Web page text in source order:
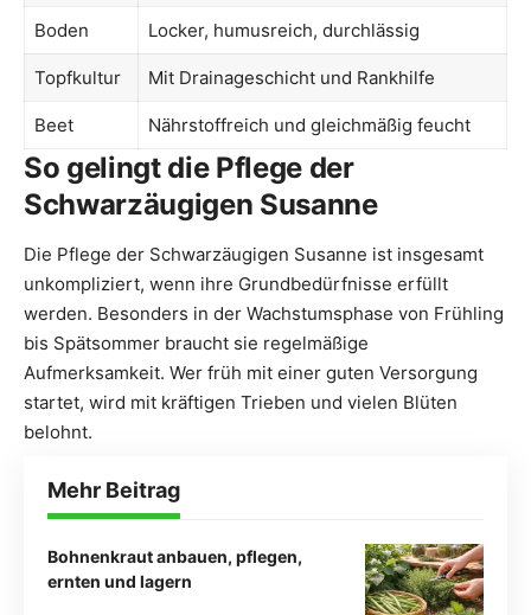
Boden Locker, humusreich, durchlässig
Topfkultur Mit Drainageschicht und Rankhilfe
Beet Nährstoffreich und gleichmäßig feucht
So gelingt die Pflege der
Schwarzäugigen Susanne
Die Pflege der Schwarzäugigen Susanne ist insgesamt
unkompliziert, wenn ihre Grundbedürfnisse erfüllt
werden. Besonders in der Wachstumsphase von Frühling
bis Spätsommer braucht sie regelmäßige
Aufmerksamkeit. Wer früh mit einer guten Versorgung
startet, wird mit kräftigen Trieben und vielen Blüten
belohnt.
Mehr Beitrag
Bohnenkraut anbauen, pflegen,
ernten und lagern